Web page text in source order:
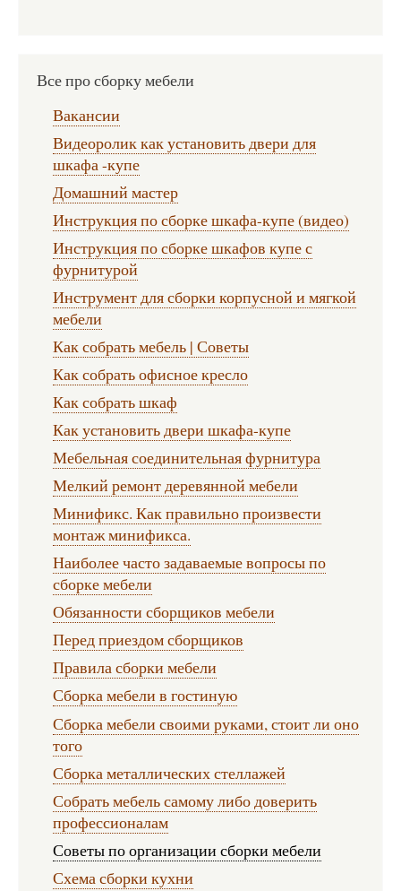
Все про сборку мебели
Вакансии
Видеоролик как установить двери для
шкафа -купе
Домашний мастер
Инструкция по сборке шкафа-купе (видео)
Инструкция по сборке шкафов купе с
фурнитурой
Инструмент для сборки корпусной и мягкой
мебели
Как собрать мебель | Советы
Как собрать офисное кресло
Как собрать шкаф
Как установить двери шкафа-купе
Мебельная соединительная фурнитура
Мелкий ремонт деревянной мебели
Минификс. Как правильно произвести
монтаж минификса.
Наиболее часто задаваемые вопросы по
сборке мебели
Обязанности сборщиков мебели
Перед приездом сборщиков
Правила сборки мебели
Сборка мебели в гостиную
Сборка мебели своими руками, стоит ли оно
того
Сборка металлических стеллажей
Собрать мебель самому либо доверить
профессионалам
Советы по организации сборки мебели
Схема сборки кухни